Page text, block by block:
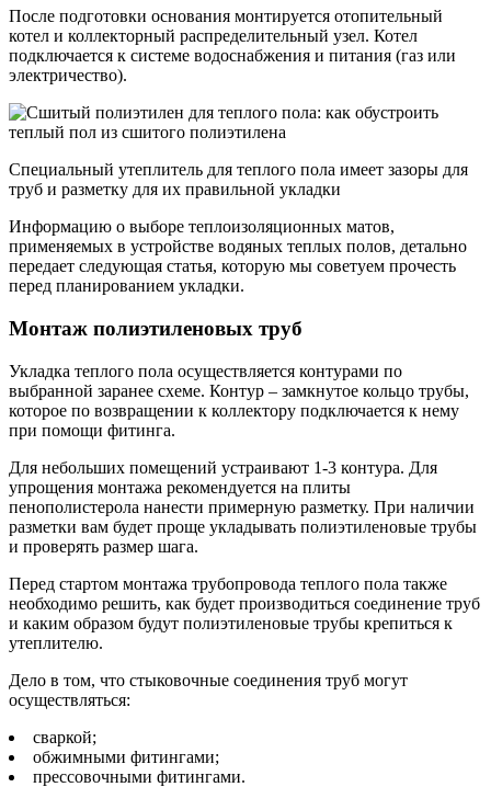
После подготовки основания монтируется отопительный
котел и коллекторный распределительный узел. Котел
подключается к системе водоснабжения и питания (газ или
электричество).
Специальный утеплитель для теплого пола имеет зазоры для
труб и разметку для их правильной укладки
Информацию о выборе теплоизоляционных матов,
применяемых в устройстве водяных теплых полов, детально
передает следующая статья, которую мы советуем прочесть
перед планированием укладки.
Монтаж полиэтиленовых труб
Укладка теплого пола осуществляется контурами по
выбранной заранее схеме. Контур – замкнутое кольцо трубы,
которое по возвращении к коллектору подключается к нему
при помощи фитинга.
Для небольших помещений устраивают 1-3 контура. Для
упрощения монтажа рекомендуется на плиты
пенополистерола нанести примерную разметку. При наличии
разметки вам будет проще укладывать полиэтиленовые трубы
и проверять размер шага.
Перед стартом монтажа трубопровода теплого пола также
необходимо решить, как будет производиться соединение труб
и каким образом будут полиэтиленовые трубы крепиться к
утеплителю.
Дело в том, что стыковочные соединения труб могут
осуществляться:
сваркой;
обжимными фитингами;
прессовочными фитингами.